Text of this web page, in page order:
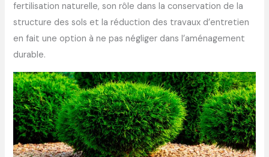
fertilisation naturelle, son rôle dans la conservation de la
structure des sols et la réduction des travaux d’entretien
en fait une option à ne pas négliger dans l’aménagement
durable.